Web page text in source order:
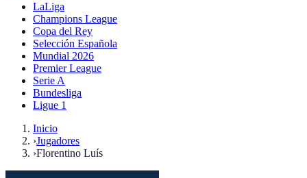
LaLiga
Champions League
Copa del Rey
Selección Española
Mundial 2026
Premier League
Serie A
Bundesliga
Ligue 1
Inicio
›Jugadores
›Florentino Luís